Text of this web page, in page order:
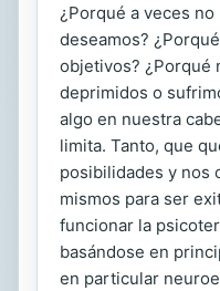
¿Porqué a veces
deseamos?
objetivos? ¿Porqué
deprimidos o
algo en nuestra
limita. Tanto, que
posibilidades y nos
mismos para ser
funcionar la
basándose en
en particular